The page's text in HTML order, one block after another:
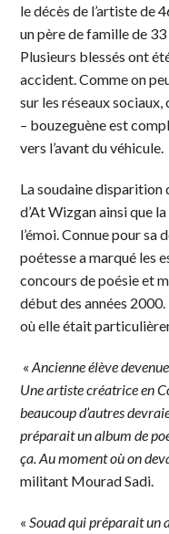
le décès de l’artiste de
un père de famille de
Plusieurs blessés ont
accident. Comme on
sur les réseaux
– bouzeguène est
vers l’avant du véhicule.
La soudaine disparition
d’At Wizgan ainsi que
l’émoi. Connue pour
poétesse a marqué les
concours de poésie et
début des années
où elle était
«Ancienne élève
Une artiste créatrice en
beaucoup d’autres
préparait un album de
ça. Au moment où on
militant Mourad Sadi.
«Souad qui préparait un